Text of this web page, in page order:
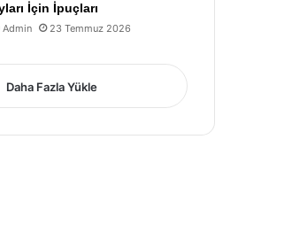
İçin İpuçları
Admin 23 Temmuz 2026
Daha Fazla Yükle